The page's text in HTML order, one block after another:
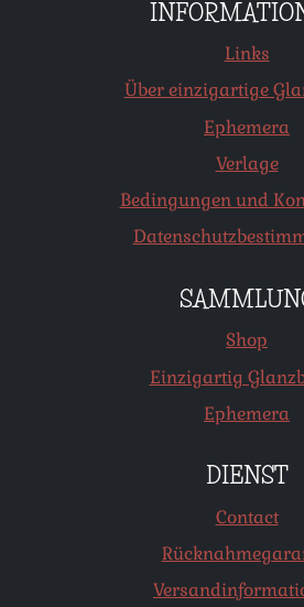
Links
Über einzigartige
Ephemera
Verlage
Bedingungen und
Shop
Einzigartig
Ephemera
DIENST
Contact